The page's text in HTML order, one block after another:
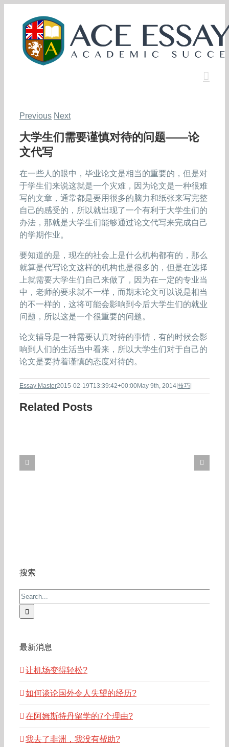
content
Previous Next
大学生们需要谨慎对待的问题——论
文代写
在一些人的眼中，毕业论文是相当的重要的，但是对
于学生们来说这就是一个灾难，因为论文是一种很难
写的文章，通常都是要用很多的脑力和纸张来写完整
自己的感受的，所以就出现了一个有利于大学生们的
办法，那就是大学生们能够通过论文代写来完成自己
的学期作业。
要知道的是，现在的社会上是什么机构都有的，那么
就算是代写论文这样的机构也是很多的，但是在选择
上就需要大学生们自己来做了，因为在一定的专业当
中，老师的要求就不一样，而期末论文可以说是相当
的不一样的，这将可能会影响到今后大学生们的就业
问题，所以这是一个很重要的问题。
论文辅导是一种需要认真对待的事情，有的时候会影
响到人们的生活当中看来，所以大学生们对于自己的
论文是要持着谨慎的态度对待的。
Essay Master2015-02-19T13:39:42+00:00May 9th, 2014|技巧|
Related Posts
搜索
Search
for:
最新消息
让机场变得轻松?
如何谈论国外令人失望的经历?
在阿姆斯特丹留学的7个理由?
我去了非洲，我没有帮助?